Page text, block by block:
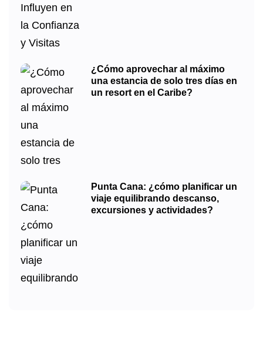
¿Cómo aprovechar al máximo
una estancia de solo tres días en
un resort en el Caribe?
Punta Cana: ¿cómo planificar un
viaje equilibrando descanso,
excursiones y actividades?